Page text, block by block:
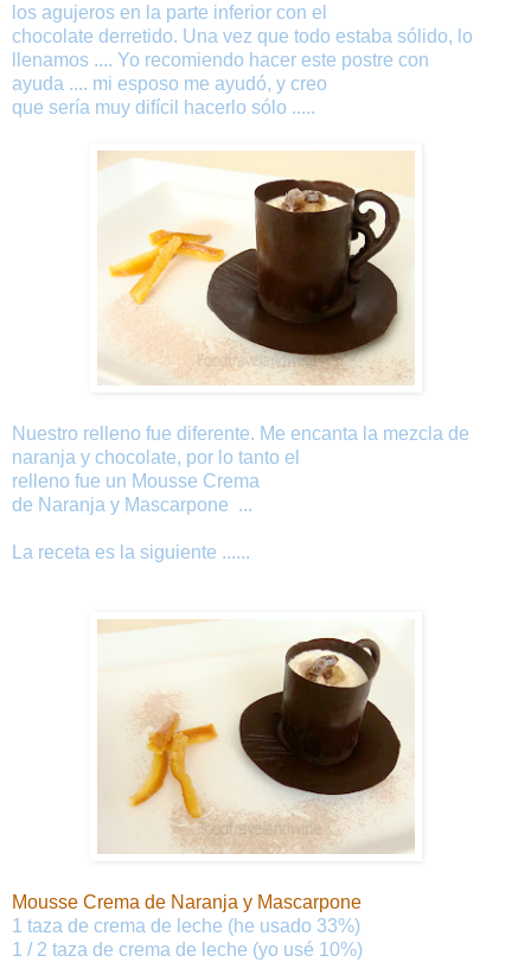
los agujeros en la parte inferior con el
chocolate derretido. Una vez que todo estaba sólido, lo
llenamos .... Yo recomiendo hacer este postre con
ayuda .... mi esposo me ayudó, y creo
que sería muy difícil hacerlo sólo .....
Nuestro relleno fue diferente. Me encanta la mezcla de
naranja y chocolate, por lo tanto el
relleno fue un Mousse Crema
de Naranja y Mascarpone ...
La receta es la siguiente ......
Mousse Crema de Naranja y Mascarpone
1 taza de crema de leche (he usado 33%)
1 / 2 taza de crema de leche (yo usé 10%)